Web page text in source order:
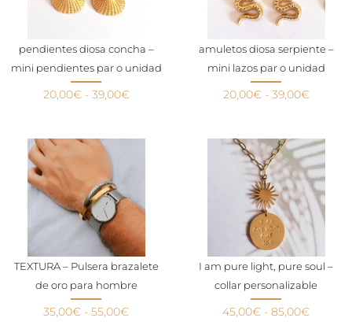
pendientes diosa concha –
mini pendientes par o unidad
20,00€ - 39,00€
amuletos diosa serpiente –
mini lazos par o unidad
20,00€ - 39,00€
TEXTURA – Pulsera brazalete
de oro para hombre
35,00€ - 55,00€
I am pure light, pure soul –
collar personalizable
45,00€ - 85,00€